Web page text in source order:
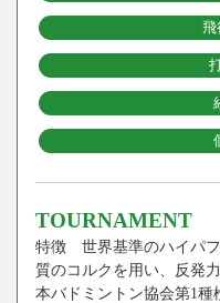
飛
TOURNAMENT
特徴 世界基準のハイパ
質のコルクを用い、反
本バドミントン協会第1